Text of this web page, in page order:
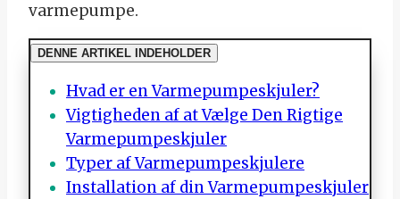
varmepumpe.
DENNE ARTIKEL INDEHOLDER
Hvad er en Varmepumpeskjuler?
Vigtigheden af at Vælge Den Rigtige
Varmepumpeskjuler
Typer af Varmepumpeskjulere
Installation af din Varmepumpeskjuler